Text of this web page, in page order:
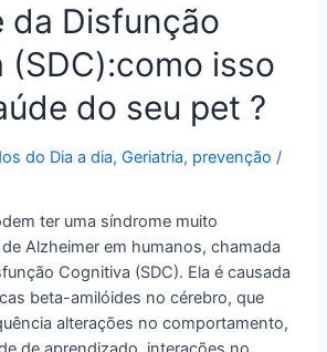
da Disfunção
(SDC):como isso
do seu pet ?
do Dia a dia,Geriatria, prevenção /
ter uma síndrome muito
Alzheimer em humanos, chamada
Cognitiva (SDC). Ela é causada
beta-amilóides no cérebro, que
alterações no comportamento,